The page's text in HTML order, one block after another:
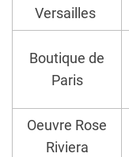
Versailles
Boutique de
Paris
Oeuvre Rose
Riviera